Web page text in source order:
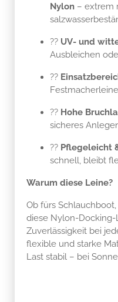
Nylon – extrem
?? UV- und
Ausbleichen
??
?? Hohe
sicheres
?? Pflegeleicht
schnell, bleibt
Warum diese Leine?
Ob fürs
diese Nylon-
Zuverlässigkeit bei
flexible und starke
Last stabil – bei